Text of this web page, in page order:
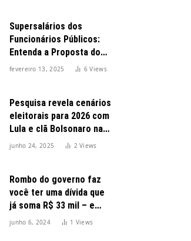
Supersalários dos
Funcionários Públicos:
Entenda a Proposta do
Governo para Limitar
fevereiro 13, 2025 6Views
Pesquisa revela cenários
eleitorais para 2026 com
Lula e clã Bolsonaro na
disputa presidencial
junho 24, 2025 2Views
Rombo do governo faz
você ter uma dívida que
já soma R$ 33 mil – e
cresceu 300%
junho 6, 2024 1 Views